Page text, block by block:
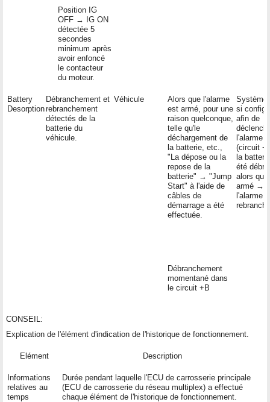
Position IG
OFF → IG ON
détectée 5
secondes
minimum après
avoir enfoncé
le contacteur
du moteur.
Battery
Desorption
Débranchement et
rebranchement
détectés de la
batterie du
véhicule.
Véhicule
Alors que l'alarme
est armé, pour une
raison quelconque,
telle qu'le
déchargement de
la batterie, etc.,
"La dépose ou la
repose de la
batterie" → "Jump
Start" à l'aide de
câbles de
démarrage a été
effectuée.
Système
si
afin de
l'alarme
(circuit
la
été
alors que
armé →
l'alarme
Débranchement
momentané dans
le circuit +B
CONSEIL:
Explication de l'élément d'indication de l'historique de fonctionnement.
Elément Description
Informations
relatives au
temps
Durée pendant laquelle l'ECU de carrosserie principale
(ECU de carrosserie du réseau multiplex) a effectué
chaque élément de l'historique de fonctionnement.